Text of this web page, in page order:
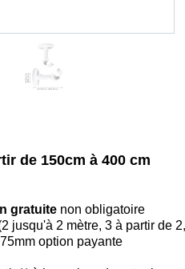
de 150cm à 400 cm
gratuite non obligatoire
jusqu'à 2 mètre, 3 à partir de
option payante